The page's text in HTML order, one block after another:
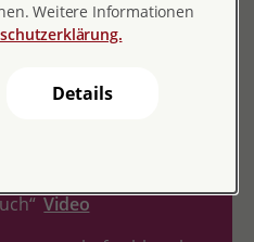
Video
Weitere Informationen
Details